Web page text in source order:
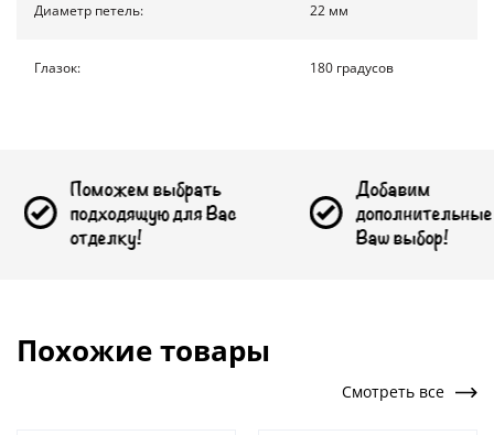
Диаметр петель: 22 мм
Глазок: 180 градусов
выбрать
для Вас
дополнительные опции на
Ваш выбор!
Похожие товары
Смотреть все